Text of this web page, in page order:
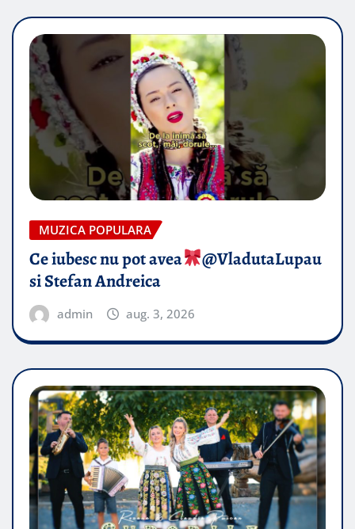
MUZICA POPULARA
Ce iubesc nu pot avea
​@VladutaLupau
si Stefan Andreica
admin aug. 3, 2026